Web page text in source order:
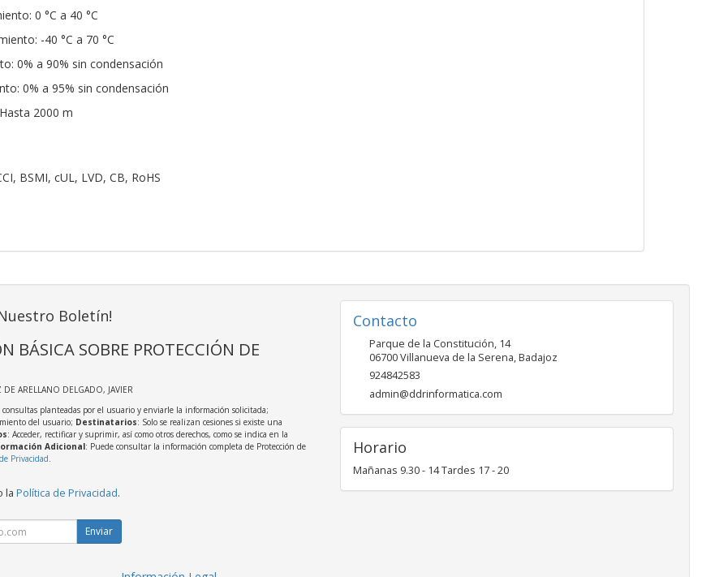
0 °C a 40 °C
-40 °C a 70 °C
0% a 90% sin condensación
0% a 95% sin condensación
2000 m
BSMI, cUL, LVD, CB, RoHS
Boletín!
BÁSICA SOBRE PROTECCIÓN DE
DE ARELLANO DELGADO, JAVIER
consultas planteadas por el usuario y enviarle la información solicitada;
del usuario; Destinatarios: Solo se realizan cesiones si existe una
: Acceder, rectificar y suprimir, así como otros derechos, como se indica en la
Adicional: Puede consultar la información completa de Protección de
Privacidad.
la Política de Privacidad.
Enviar
Contacto
Parque de la Constitución, 14
06700Villanueva de la Serena,Badajoz
924842583
admin@ddrinformatica.com
Horario
Mañanas 9.30 - 14 Tardes 17 - 20